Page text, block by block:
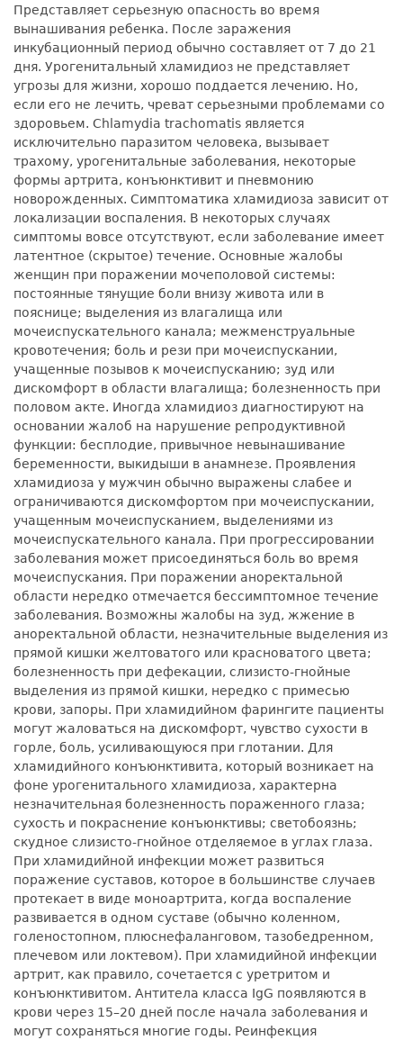
Представляет серьезную опасность во время
вынашивания ребенка. После заражения
инкубационный период обычно составляет от 7 до 21
дня. Урогенитальный хламидиоз не представляет
угрозы для жизни, хорошо поддается лечению. Но,
если его не лечить, чреват серьезными проблемами со
здоровьем. Chlamydia trachomatis является
исключительно паразитом человека, вызывает
трахому, урогенитальные заболевания, некоторые
формы артрита, конъюнктивит и пневмонию
новорожденных. Симптоматика хламидиоза зависит от
локализации воспаления. В некоторых случаях
симптомы вовсе отсутствуют, если заболевание имеет
латентное (скрытое) течение. Основные жалобы
женщин при поражении мочеполовой системы:
постоянные тянущие боли внизу живота или в
пояснице; выделения из влагалища или
мочеиспускательного канала; межменструальные
кровотечения; боль и рези при мочеиспускании,
учащенные позывов к мочеиспусканию; зуд или
дискомфорт в области влагалища; болезненность при
половом акте. Иногда хламидиоз диагностируют на
основании жалоб на нарушение репродуктивной
функции: бесплодие, привычное невынашивание
беременности, выкидыши в анамнезе. Проявления
хламидиоза у мужчин обычно выражены слабее и
ограничиваются дискомфортом при мочеиспускании,
учащенным мочеиспусканием, выделениями из
мочеиспускательного канала. При прогрессировании
заболевания может присоединяться боль во время
мочеиспускания. При поражении аноректальной
области нередко отмечается бессимптомное течение
заболевания. Возможны жалобы на зуд, жжение в
аноректальной области, незначительные выделения из
прямой кишки желтоватого или красноватого цвета;
болезненность при дефекации, слизисто-гнойные
выделения из прямой кишки, нередко с примесью
крови, запоры. При хламидийном фарингите пациенты
могут жаловаться на дискомфорт, чувство сухости в
горле, боль, усиливающуюся при глотании. Для
хламидийного конъюнктивита, который возникает на
фоне урогенитального хламидиоза, характерна
незначительная болезненность пораженного глаза;
сухость и покраснение конъюнктивы; светобоязнь;
скудное слизисто-гнойное отделяемое в углах глаза.
При хламидийной инфекции может развиться
поражение суставов, которое в большинстве случаев
протекает в виде моноартрита, когда воспаление
развивается в одном суставе (обычно коленном,
голеностопном, плюснефаланговом, тазобедренном,
плечевом или локтевом). При хламидийной инфекции
артрит, как правило, сочетается с уретритом и
конъюнктивитом. Антитела класса IgG появляются в
крови через 15–20 дней после начала заболевания и
могут сохраняться многие годы. Реинфекция